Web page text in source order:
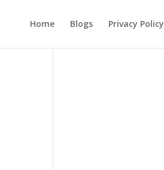
Home Blogs Privacy Policy